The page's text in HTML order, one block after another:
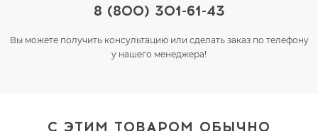
8 (800) 301-61-43
Вы можете получить консультацию или сделать заказ по телефону
у нашего менеджера!
С ЭТИМ ТОВАРОМ ОБЫЧНО